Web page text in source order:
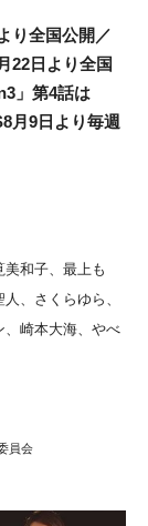
り全国公開／
22日より全国
」第4話は
月9日より毎週
和子、最上も
、さくらゆら、
、崎本大海、やべ
員会